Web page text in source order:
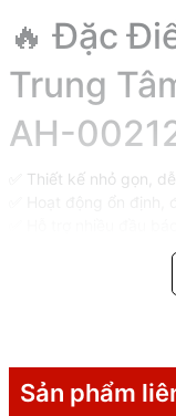
🔥 Đặc
Trung
AH-
✅ Thiết kế nhỏ gọn,
✅ Tích hợp nguồn dự
✅ Chất liệu thép dày
✅ Công nghệ Digital
Sản phẩm